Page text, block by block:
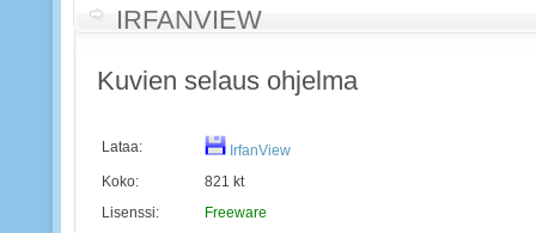
IRFANVIEW
Kuvien selaus ohjelma
Lataa:
IrfanView
Koko:
821 kt
Lisenssi:
Freeware